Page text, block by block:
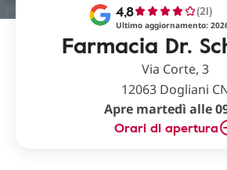
Farmacia Dr.
4,8 (21)
Ultimo aggiornamento:
Via Corte, 3
12063 Dogliani
Apre martedì alle
Orari di apertura